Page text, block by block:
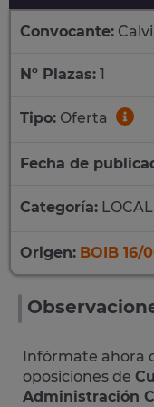
Convocante:
Nº Plazas: 1
Tipo: Oferta
Fecha de
Categoría: LOCAL
Origen: BOIB 16/
Infórmate ahora
oposiciones de
Administración